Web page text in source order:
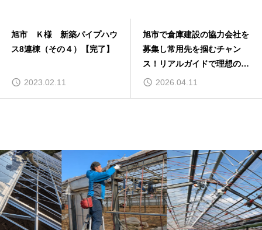
旭市 Ｋ様 新築パイプハウ
ス8連棟（その４）【完了】
2023.02.11
旭市で倉庫建設の協力会社を
募集し常用先を掴むチャン
ス！リアルガイドで理想の提
携を叶える方法
2026.04.11